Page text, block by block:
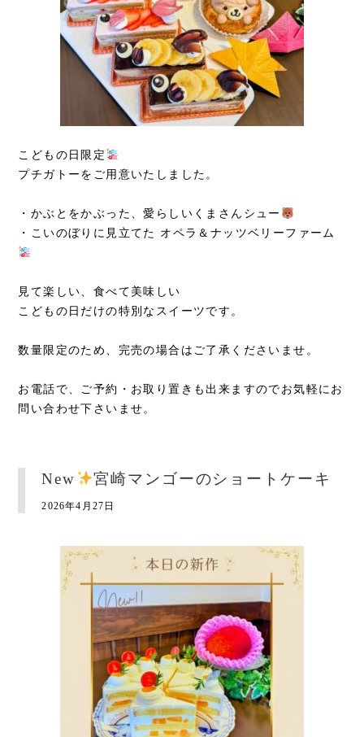
こどもの日限定
プチガトーをご用意いたしました。
・かぶとをかぶった、愛らしいくまさんシュー
・こいのぼりに見立てた オペラ＆ナッツベリーファーム
見て楽しい、食べて美味しい
こどもの日だけの特別なスイーツです。
数量限定のため、完売の場合はご了承くださいませ。
お電話で、ご予約・お取り置きも出来ますのでお気軽にお
問い合わせ下さいませ。
New 宮崎マンゴーのショートケーキ
2026年4月27日